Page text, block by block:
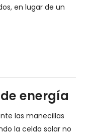
en lugar de un
energía
las manecillas
la celda solar no